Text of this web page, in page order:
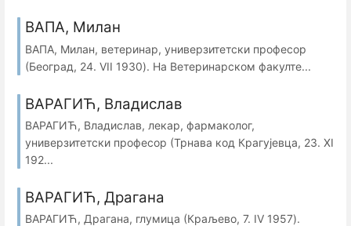
ВАПА, Милан
ВАПА, Милан, ветеринар, универзитетски професор
(Београд, 24. VII 1930). На Ветеринарском факулте...
ВАРАГИЋ, Владислав
ВАРАГИЋ, Владислав, лекар, фармаколог,
универзитетски професор (Трнава код Крагујевца, 23. XI
192...
ВАРАГИЋ, Драгана
ВАРАГИЋ, Драгана, глумица (Краљево, 7. IV 1957).